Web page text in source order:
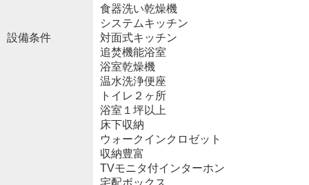
設備条件
食器洗い乾燥機
システムキッチン
対面式キッチン
追焚機能浴室
浴室乾燥機
温水洗浄便座
トイレ２ヶ所
浴室１坪以上
床下収納
ウォークインクロゼット
収納豊富
TVモニタ付インターホン